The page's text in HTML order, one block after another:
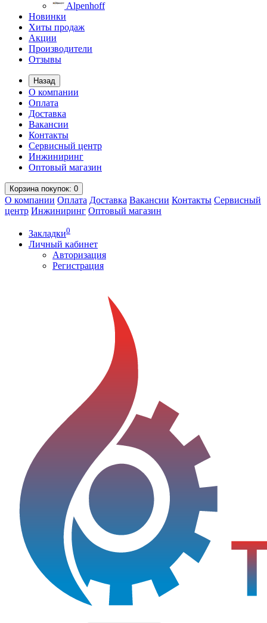
Alpenhoff
Новинки
Хиты продаж
Акции
Производители
Отзывы
Назад
О компании
Оплата
Доставка
Вакансии
Контакты
Сервисный центр
Инжиниринг
Оптовый магазин
Корзинапокупок: 0
О компании Оплата Доставка Вакансии Контакты Сервисный
центр Инжиниринг Оптовый магазин
Закладки0
Личный кабинет
Авторизация
Регистрация